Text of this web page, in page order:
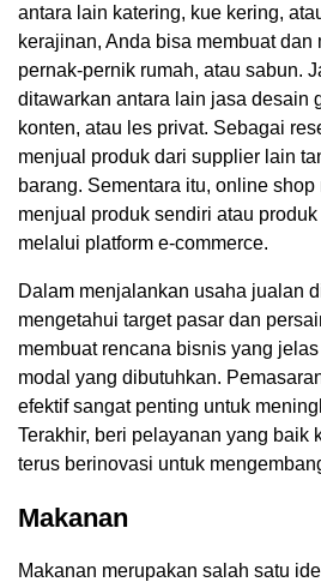
antara lain katering, kue kering,
kerajinan, Anda bisa membuat dan
pernak-pernik rumah, atau sabun.
ditawarkan antara lain jasa desain
konten, atau les privat. Sebagai
menjual produk dari supplier lain
barang. Sementara itu, online
menjual produk sendiri atau
melalui platform e-commerce.
Dalam menjalankan usaha jualan
mengetahui target pasar dan
membuat rencana bisnis yang
modal yang dibutuhkan.
efektif sangat penting untuk
Terakhir, beri pelayanan yang baik
terus berinovasi untuk
Makanan
Makanan merupakan salah satu